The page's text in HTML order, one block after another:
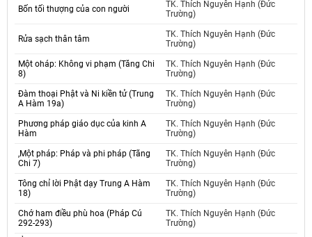
Bốn tối thượng của con người
TK. Thích Nguyên Hạnh (Đức
Trường)
Rửa sạch thân tâm
TK. Thích Nguyên Hạnh (Đức
Trường)
Một oháp: Không vi phạm (Tăng Chi
8)
TK. Thích Nguyên Hạnh (Đức
Trường)
Đàm thoại Phật và Ni kiền tử (Trung
A Hàm 19a)
TK. Thích Nguyên Hạnh (Đức
Trường)
Phương pháp giáo dục của kinh A
Hàm
TK. Thích Nguyên Hạnh (Đức
Trường)
,Một pháp: Pháp và phi pháp (Tăng
Chi 7)
TK. Thích Nguyên Hạnh (Đức
Trường)
Tông chỉ lời Phật dạy Trung A Hàm
18)
TK. Thích Nguyên Hạnh (Đức
Trường)
Chớ ham điều phù hoa (Pháp Cú
292-293)
TK. Thích Nguyên Hạnh (Đức
Trường)